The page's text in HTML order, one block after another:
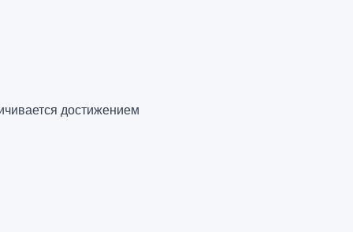
достижением